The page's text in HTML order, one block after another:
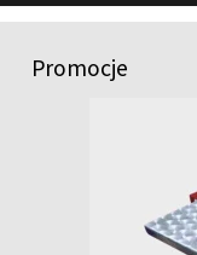
Promocje